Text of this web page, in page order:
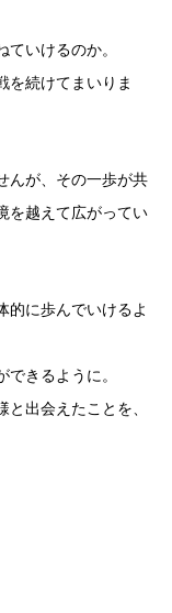
いけるのか。
を続けてまいりま
んが、その一歩が共
を越えて広がってい
的に歩んでいけるよ
きるように。
出会えたことを、